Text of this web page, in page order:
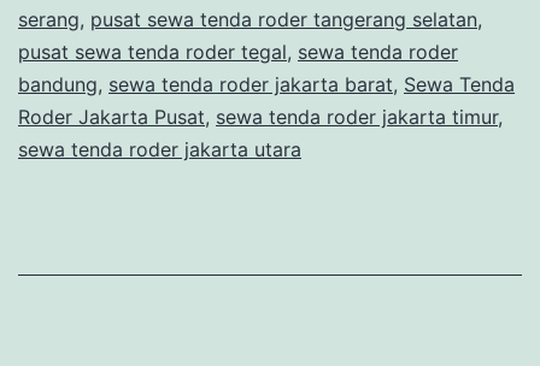
serang, pusat sewa tenda roder tangerang selatan,
pusat sewa tenda roder tegal, sewa tenda roder
bandung, sewa tenda roder jakarta barat, Sewa Tenda
Roder Jakarta Pusat, sewa tenda roder jakarta timur,
sewa tenda roder jakarta utara